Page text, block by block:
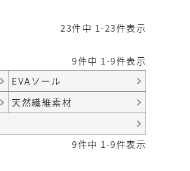
23件中 1-23件表示
9件中 1-9件表示
EVAソール
天然繊維素材
9件中 1-9件表示